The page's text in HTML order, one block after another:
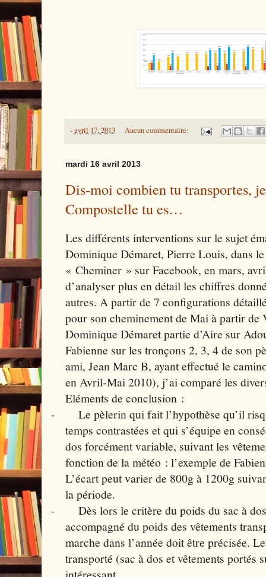
-avril 17, 2013 Aucun commentaire:
mardi 16 avril 2013
Dis-moi combien tu transportes,
Compostelle tu es…
Les différents interventions sur le sujet
Dominique Démaret, Pierre Louis, dans
« Cheminer » sur Facebook, en mars,
d’analyser plus en détail les chiffres
autres. A partir de 7 configurations
pour son cheminement de Mai à partir
Dominique Démaret partie d’Aire sur
Fabienne sur les tronçons 2, 3, 4 de son
ami, Jean Marc B, ayant effectué le
en Avril-Mai 2010), j’ai comparé les
Eléments de conclusion :
-
Le pèlerin qui fait l’hypothèse qu’il
temps contrastées et qui s’équipe en
dos forcément variable, suivant les
fonction de la météo : l’exemple de
L’écart peut varier de 800g à 1200g
la période.
-
Dès lors le critère du poids du sac à
accompagné du poids des vêtements
marche dans l’année doit être précisée.
transporté (sac à dos et vêtements portés